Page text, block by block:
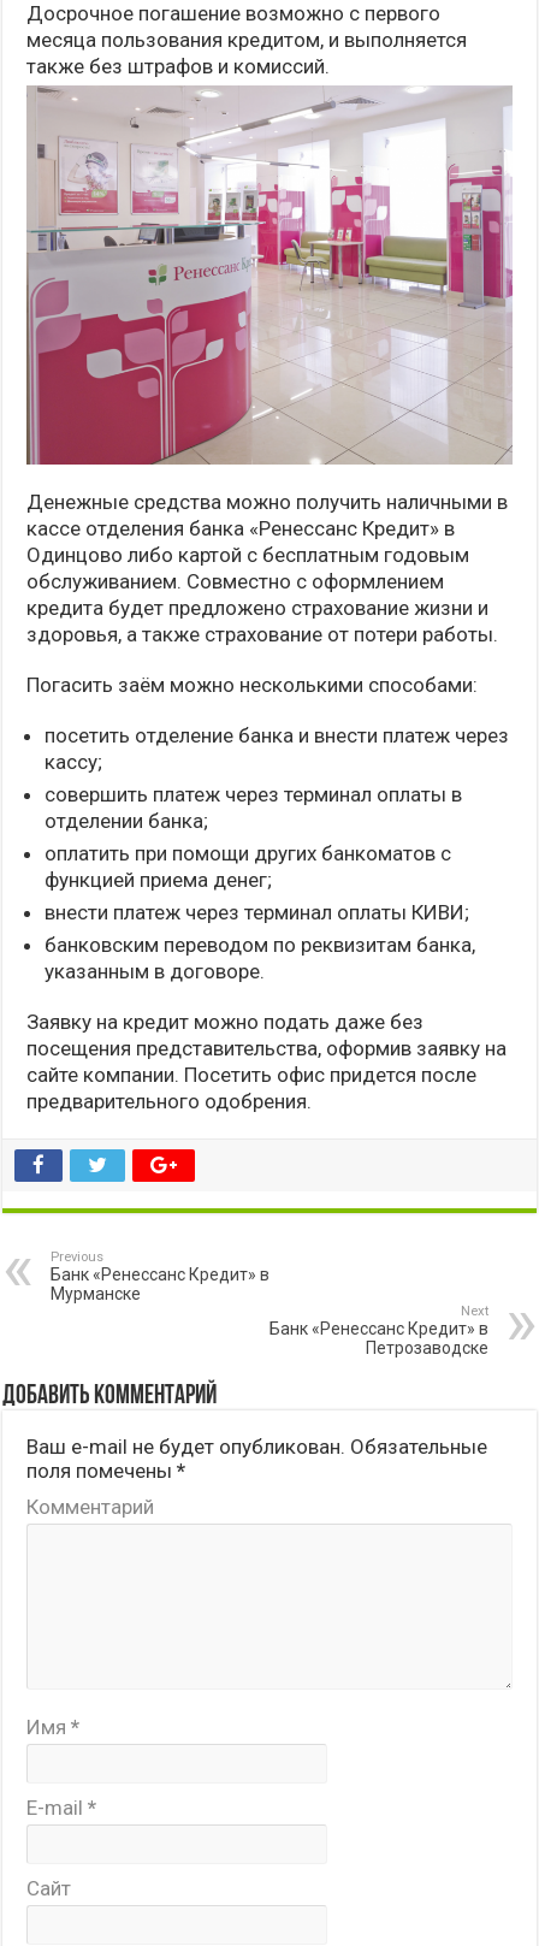
Досрочное погашение возможно с первого
месяца пользования кредитом, и выполняется
также без штрафов и комиссий.
Денежные средства можно получить наличными в
кассе отделения банка «Ренессанс Кредит» в
Одинцово либо картой с бесплатным годовым
обслуживанием. Совместно с оформлением
кредита будет предложено страхование жизни и
здоровья, а также страхование от потери работы.
Погасить заём можно несколькими способами:
посетить отделение банка и внести платеж через
кассу;
совершить платеж через терминал оплаты в
отделении банка;
оплатить при помощи других банкоматов с
функцией приема денег;
внести платеж через терминал оплаты КИВИ;
банковским переводом по реквизитам банка,
указанным в договоре.
Заявку на кредит можно подать даже без
посещения представительства, оформив заявку на
сайте компании. Посетить офис придется после
предварительного одобрения.
Previous
Банк «Ренессанс Кредит» в
Мурманске
Next
Банк «Ренессанс Кредит» в
Петрозаводске
Добавить комментарий
Ваш e-mail не будет опубликован. Обязательные
поля помечены*
Комментарий
Имя*
E-mail*
Сайт